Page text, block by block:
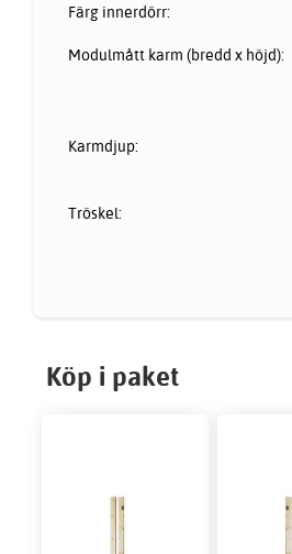
Färg innerdörr:
Modulmått karm (bredd x höjd):
Karmdjup:
Tröskel:
Köp i paket